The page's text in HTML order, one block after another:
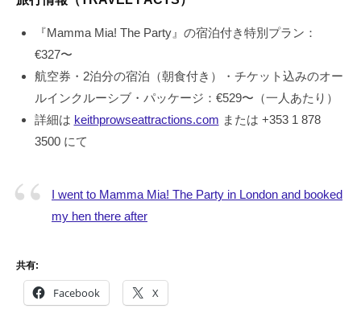
『Mamma Mia! The Party』の宿泊付き特別プラン：
€327〜
航空券・2泊分の宿泊（朝食付き）・チケット込みのオー
ルインクルーシブ・パッケージ：€529〜（一人あたり）
詳細は keithprowseattractions.com または +353 1 878
3500 にて
I went to Mamma Mia! The Party in London and booked
my hen there after
共有:
Facebook X